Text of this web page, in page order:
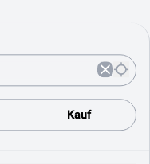
Kauf